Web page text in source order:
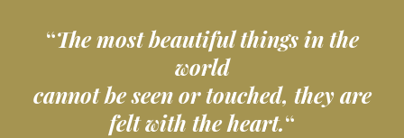
“The most beautiful things in the
world
cannot be seen or touched, they are
felt with the heart.“